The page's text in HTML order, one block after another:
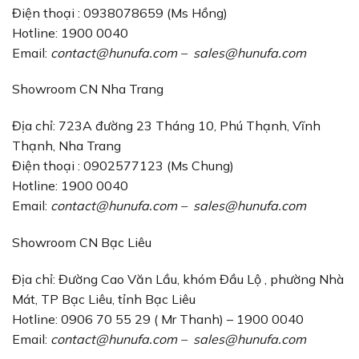
Điện thoại : 0938078659 (Ms Hồng)
Hotline: 1900 0040
Email: contact@hunufa.com– sales@hunufa.com
Showroom CN Nha Trang
Địa chỉ: 723A đường 23 Tháng 10, Phú Thạnh, Vĩnh
Thạnh, Nha Trang
Điện thoại : 0902577123 (Ms Chung)
Hotline: 1900 0040
Email: contact@hunufa.com– sales@hunufa.com
Showroom CN Bạc Liêu
Địa chỉ: Đường Cao Văn Lầu, khóm Đầu Lộ , phường Nhà
Mát, TP Bạc Liêu, tỉnh Bạc Liêu
Hotline: 0906 70 55 29 ( Mr Thanh) – 1900 0040
Email: contact@hunufa.com– sales@hunufa.com